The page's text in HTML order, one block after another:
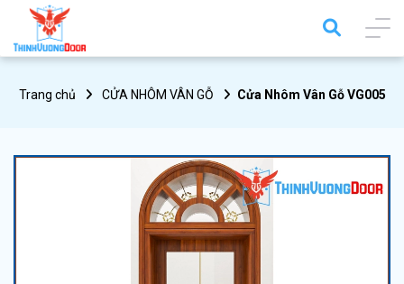
Trang chủ CỬA NHÔM VÂN GỖ Cửa Nhôm Vân Gỗ VG005